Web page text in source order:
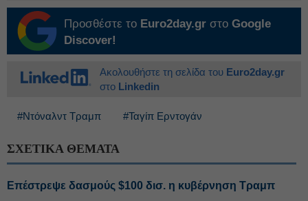
Προσθέστε το Euro2day.gr στο Google
Discover!
Ακολουθήστε τη σελίδα του Euro2day.gr
στο Linkedin
#Ντόναλντ Τραμπ #Ταγίπ Ερντογάν
ΣΧΕΤΙΚΑ ΘΕΜΑΤΑ
Επέστρεψε δασμούς $100 δισ. η κυβέρνηση Τραμπ